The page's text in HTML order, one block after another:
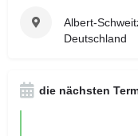
Albert-
Deutschland
die nächsten